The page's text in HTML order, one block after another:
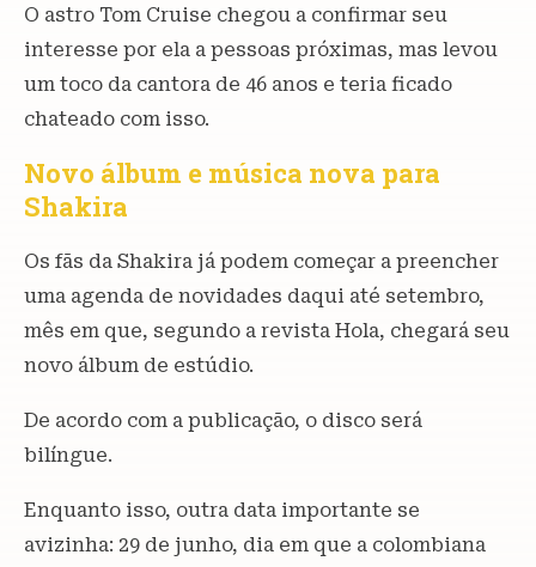
O astro Tom Cruise chegou a confirmar seu
interesse por ela a pessoas próximas, mas levou
um toco da cantora de 46 anos e teria ficado
chateado com isso.
Novo álbum e música nova para
Shakira
Os fãs da Shakira já podem começar a preencher
uma agenda de novidades daqui até setembro,
mês em que, segundo a revista Hola, chegará seu
novo álbum de estúdio.
De acordo com a publicação, o disco será
bilíngue.
Enquanto isso, outra data importante se
avizinha: 29 de junho, dia em que a colombiana